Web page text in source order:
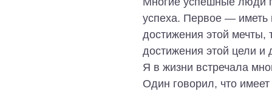
успеха. Первое ― иметь
достижения этой мечты,
достижения этой цели и
Я в жизни встречала
Один говорил, что